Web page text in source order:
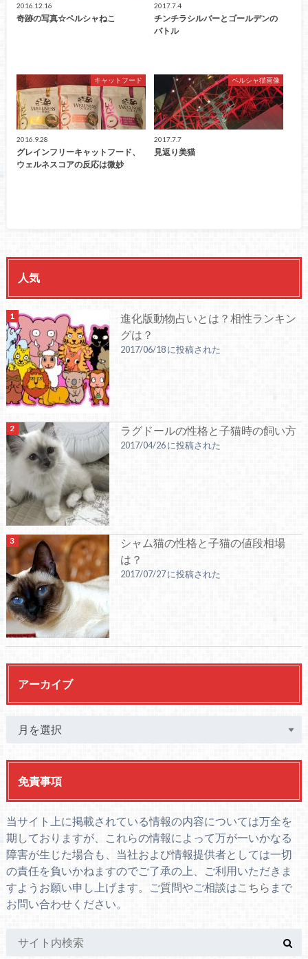
2016.12.16
奇跡の写真☆ペルシャねこ
2017.7.4
チンチラシルバーとゴールデンの
バトル
キャットフード
2016.9.28
グレインフリーキャットフード、
ウェルネスコアの反応は微妙
ペルシャ猫画像
2017.7.7
見返り美猫
人気
進化版動物占いとは？相性ランキン
グは？
2017/06/18 に投稿された
ラグドールの性格と子猫時の飼い方
2017/04/26 に投稿された
シャム猫の性格と子猫の値段相場
は？
2017/07/27 に投稿された
アーカイブ
免責事項
当サイト上に掲載されている情報の内容については万全を
期しておりますが、これらの情報によって万が一いかなる
障害が生じた場合も、当社および情報提供者としては一切
の責任を負いかねますのでご了承の上、ご利用いただきま
すようお願い申し上げます。ご質問やご相談はこちら まで
お問い合わせください。